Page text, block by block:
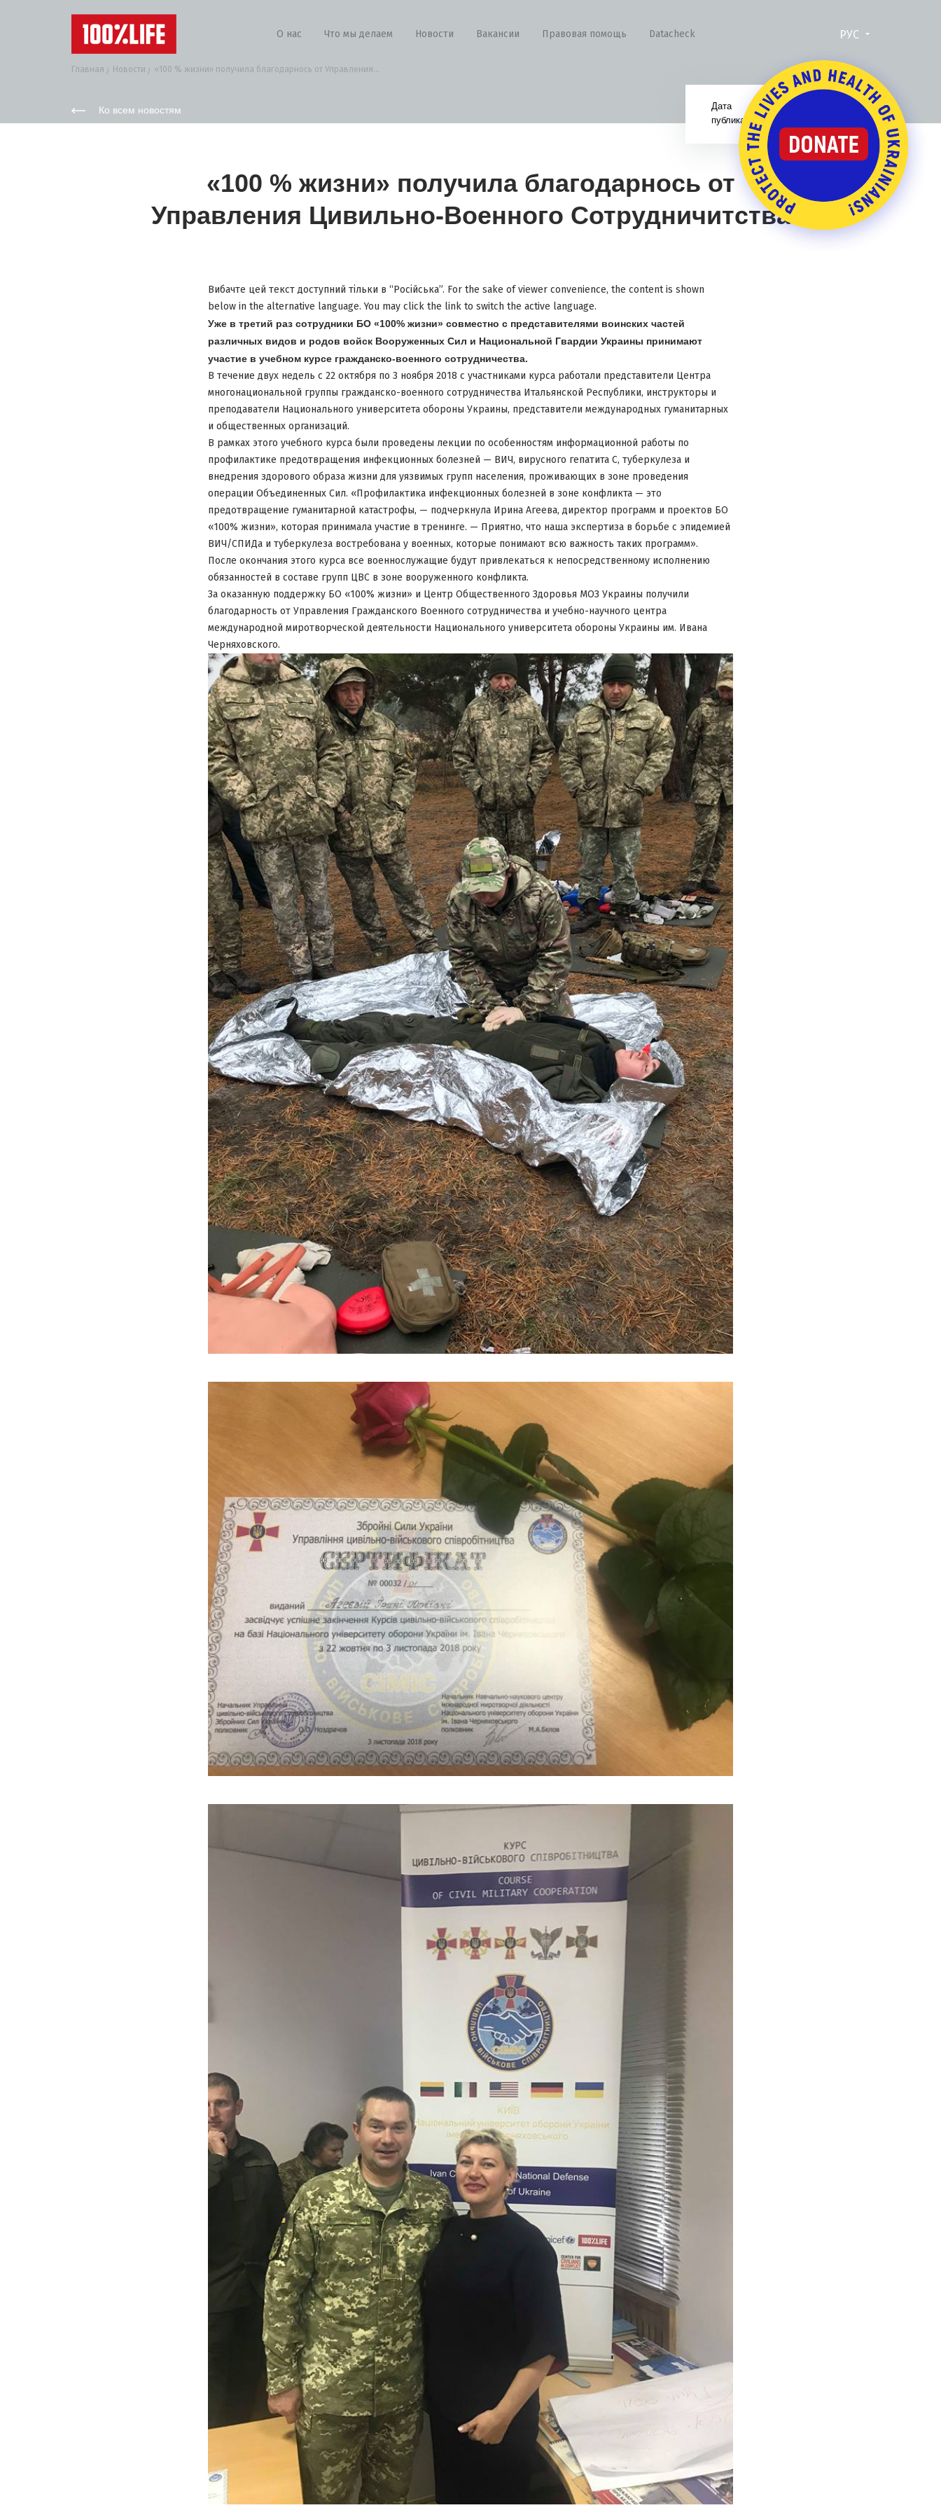
О нас Что мы делаем Новости Вакансии Правовая помощь Datacheck РУС
Главная Новости «100 % жизни» получила благодарнось от Управления...
Ко всем новостям
Дата
публикации:
«100 % жизни» получила благодарнось от
Управления Цивильно-Военного Сотрудничитства
Вибачте цей текст доступний тільки в “Російська”. For the sake of viewer convenience, the content is shown
below in the alternative language. You may click the link to switch the active language.
Уже в третий раз сотрудники БО «100% жизни» совместно с представителями воинских частей
различных видов и родов войск Вооруженных Сил и Национальной Гвардии Украины принимают
участие в учебном курсе гражданско-военного сотрудничества.
В течение двух недель с 22 октября по 3 ноября 2018 с участниками курса работали представители Центра
многонациональной группы гражданско-военного сотрудничества Итальянской Республики, инструкторы и
преподаватели Национального университета обороны Украины, представители международных гуманитарных
и общественных организаций.
В рамках этого учебного курса были проведены лекции по особенностям информационной работы по
профилактике предотвращения инфекционных болезней — ВИЧ, вирусного гепатита С, туберкулеза и
внедрения здорового образа жизни для уязвимых групп населения, проживающих в зоне проведения
операции Объединенных Сил. «Профилактика инфекционных болезней в зоне конфликта — это
предотвращение гуманитарной катастрофы, — подчеркнула Ирина Агеева, директор программ и проектов БО
«100% жизни», которая принимала участие в тренинге. — Приятно, что наша экспертиза в борьбе с эпидемией
ВИЧ/СПИДа и туберкулеза востребована у военных, которые понимают всю важность таких программ».
После окончания этого курса все военнослужащие будут привлекаться к непосредственному исполнению
обязанностей в составе групп ЦВС в зоне вооруженного конфликта.
За оказанную поддержку БО «100% жизни» и Центр Общественного Здоровья МОЗ Украины получили
благодарность от Управления Гражданского Военного сотрудничества и учебно-научного центра
международной миротворческой деятельности Национального университета обороны Украины им. Ивана
Черняховского.